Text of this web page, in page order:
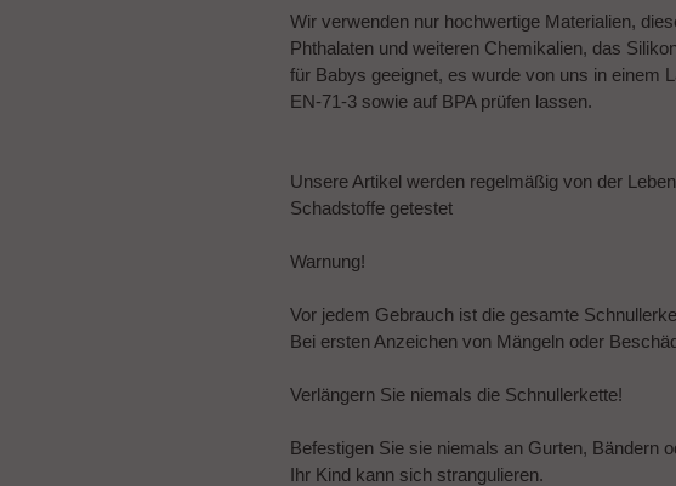
Wir verwenden nur hochwertige Materialien,
Phthalaten und weiteren Chemikalien, das
für Babys geeignet, es wurde von uns in einem
EN-71-3 sowie auf BPA prüfen lassen.
Unsere Artikel werden regelmäßig von der
Schadstoffe getestet
Warnung!
Vor jedem Gebrauch ist die gesamte
Bei ersten Anzeichen von Mängeln oder
Verlängern Sie niemals die Schnullerkette!
Befestigen Sie sie niemals an Gurten, Bändern
Ihr Kind kann sich strangulieren.